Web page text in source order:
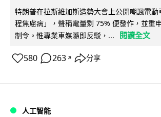
特朗普在拉斯維加斯造勢大會上公開嘲諷電動
程焦慮病」，聲稱電量剩 75% 便發作，並重
制令。惟專業車媒隨即反駁，...
閱讀全文
580 263 ↗ 分享
人工智能